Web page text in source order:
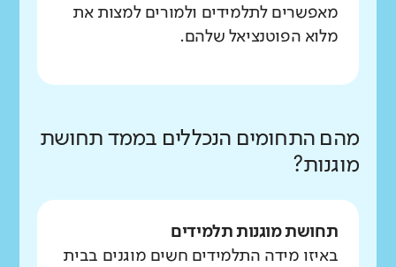
מאפשרים לתלמידים ולמורים למצות את
מלוא הפוטנציאל שלהם.
מהם התחומים הנכללים בממד תחושת
מוגנות?
תחושת מוגנות תלמידים
באיזו מידה התלמידים חשים מוגנים בבית